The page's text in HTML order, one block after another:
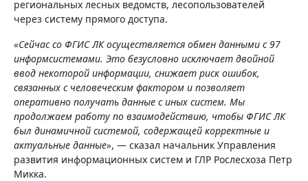
региональных лесных ведомств, лесопользователей
через систему прямого доступа.
«Сейчас со ФГИС ЛК осуществляется обмен данными с 97
информсистемами. Это безусловно исключает двойной
ввод некоторой информации, снижает риск ошибок,
связанных с человеческим фактором и позволяет
оперативно получать данные с иных систем. Мы
продолжаем работу по взаимодействию, чтобы ФГИС ЛК
был динамичной системой, содержащей корректные и
актуальные данные», — сказал начальник Управления
развития информационных систем и ГЛР Рослесхоза Петр
Микка.